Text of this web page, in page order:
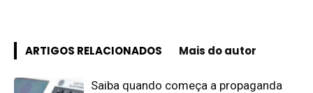
ARTIGOS RELACIONADOS Mais do autor
Saiba quando começa a propaganda